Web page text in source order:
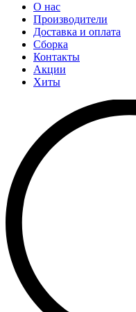
О нас
Производители
Доставка и оплата
Cборка
Контакты
Акции
Хиты